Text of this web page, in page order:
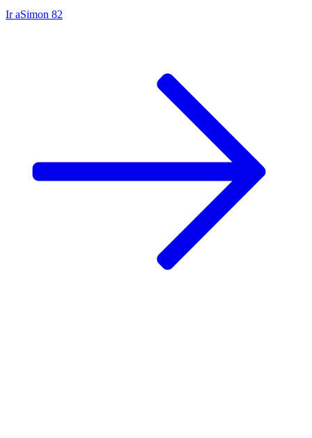
Ir aSimon 82